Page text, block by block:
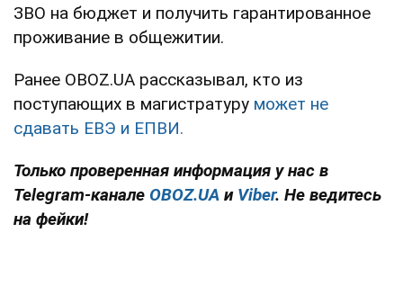
ЗВО на бюджет и получить гарантированное
проживание в общежитии.
Ранее OBOZ.UA рассказывал, кто из
поступающих в магистратуру может не
сдавать ЕВЭ и ЕПВИ.
Только проверенная информация у нас в
Telegram-канале OBOZ.UA и Viber. Не ведитесь
на фейки!